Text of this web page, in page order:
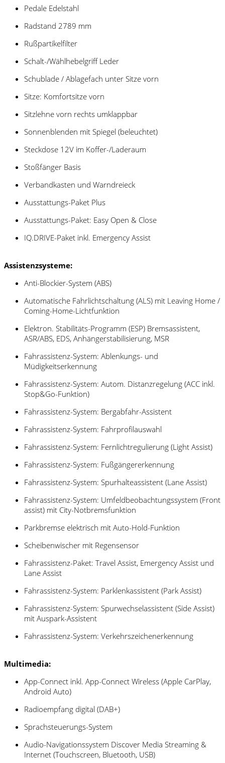
Pedale Edelstahl
Radstand 2789 mm
Rußpartikelfilter
Schalt-/Wählhebelgriff Leder
Schublade / Ablagefach unter Sitze vorn
Sitze: Komfortsitze vorn
Sitzlehne vorn rechts umklappbar
Sonnenblenden mit Spiegel (beleuchtet)
Steckdose 12V im Koffer-/Laderaum
Stoßfänger Basis
Verbandkasten und Warndreieck
Ausstattungs-Paket Plus
Ausstattungs-Paket: Easy Open & Close
IQ.DRIVE-Paket inkl. Emergency Assist
Assistenzsysteme:
Anti-Blockier-System (ABS)
Automatische Fahrlichtschaltung (ALS) mit Leaving Home /
Coming-Home-Lichtfunktion
Elektron. Stabilitäts-Programm (ESP) Bremsassistent,
ASR/ABS, EDS, Anhängerstabilisierung, MSR
Fahrassistenz-System: Ablenkungs- und
Müdigkeitserkennung
Fahrassistenz-System: Autom. Distanzregelung (ACC inkl.
Stop&Go-Funktion)
Fahrassistenz-System: Bergabfahr-Assistent
Fahrassistenz-System: Fahrprofilauswahl
Fahrassistenz-System: Fernlichtregulierung (Light Assist)
Fahrassistenz-System: Fußgängererkennung
Fahrassistenz-System: Spurhalteassistent (Lane Assist)
Fahrassistenz-System: Umfeldbeobachtungssystem (Front
assist) mit City-Notbremsfunktion
Parkbremse elektrisch mit Auto-Hold-Funktion
Scheibenwischer mit Regensensor
Fahrassistenz-Paket: Travel Assist, Emergency Assist und
Lane Assist
Fahrassistenz-System: Parklenkassistent (Park Assist)
Fahrassistenz-System: Spurwechselassistent (Side Assist)
mit Auspark-Assistent
Fahrassistenz-System: Verkehrszeichenerkennung
Multimedia:
App-Connect inkl. App-Connect Wireless (Apple CarPlay,
Android Auto)
Radioempfang digital (DAB+)
Sprachsteuerungs-System
Audio-Navigationssystem Discover Media Streaming &
Internet (Touchscreen, Bluetooth, USB)